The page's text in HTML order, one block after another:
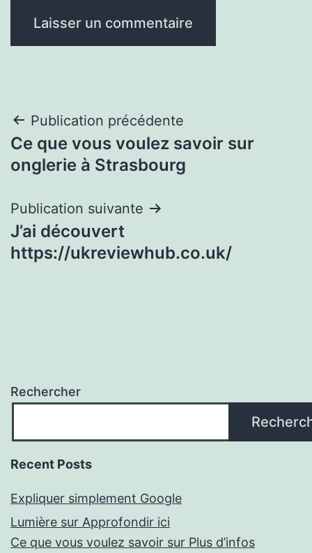
Navigation
de
Publication précédente
Ce que vous voulez savoir sur
onglerie à Strasbourg
Publication suivante
J’ai découvert
https://ukreviewhub.co.uk/
Rechercher
Recent Posts
Expliquer simplement Google
Lumière sur Approfondir ici
Ce que vous voulez savoir sur Plus d’infos